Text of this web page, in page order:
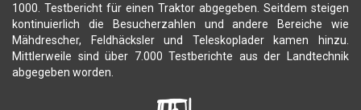
1000. Testbericht für einen Traktor abgegeben. Seitdem steigen
kontinuierlich die Besucherzahlen und andere Bereiche wie
Mähdrescher, Feldhäcksler und Teleskoplader kamen hinzu.
Mittlerweile sind über 7.000 Testberichte aus der Landtechnik
abgegeben worden.